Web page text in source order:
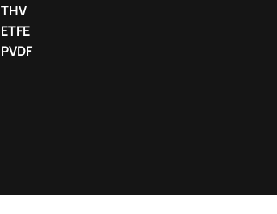
THV
ETFE
PVDF